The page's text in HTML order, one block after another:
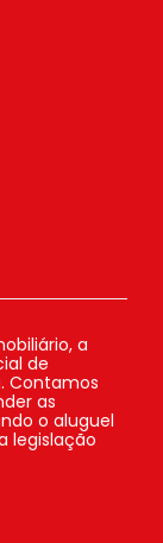
a
de
Contamos
as
o aluguel
legislação